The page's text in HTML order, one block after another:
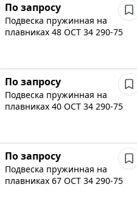
По запросу
Подвеска пружинная на
плавниках 48 ОСТ 34 290-75
По запросу
Подвеска пружинная на
плавниках 40 ОСТ 34 290-75
По запросу
Подвеска пружинная на
плавниках 67 ОСТ 34 290-75